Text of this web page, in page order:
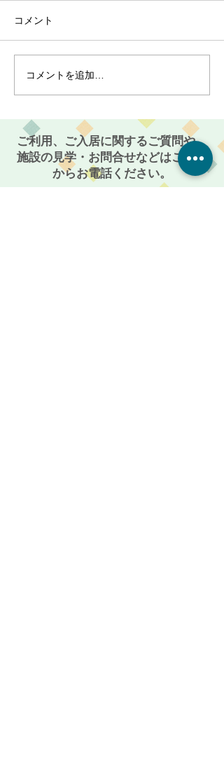
クリスマス会！～介護付
有料老人ホーム麻姑の離
コメント
コメントを追加…
ご利用、ご入居に関するご質問や、
施設の見学・お問合せなどはこちら
からお電話ください。